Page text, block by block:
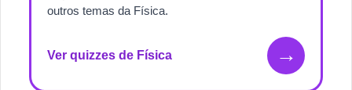
outros temas da Física.
Ver quizzes de Física →